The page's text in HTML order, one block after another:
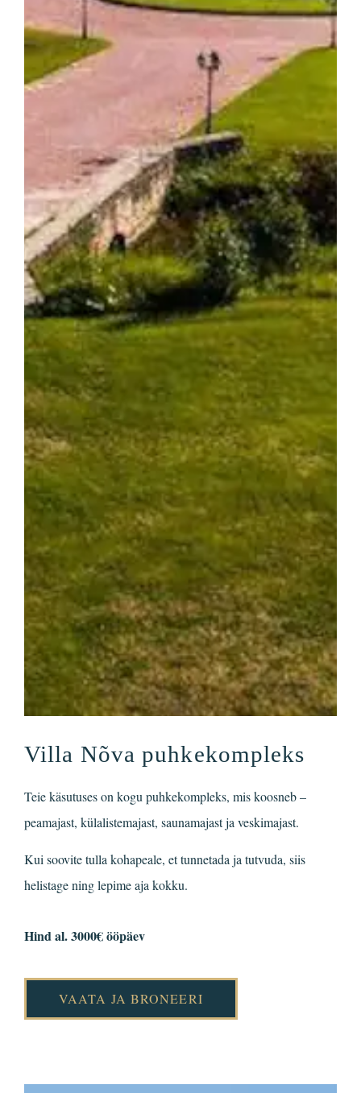
Villa Nõva puhkekompleks
Teie käsutuses on kogu puhkekompleks, mis koosneb –
peamajast, külalistemajast, saunamajast ja veskimajast.
Kui soovite tulla kohapeale, et tunnetada ja tutvuda, siis
helistage ning lepime aja kokku.
Hind al. 3000€ ööpäev
VAATA JA BRONEERI